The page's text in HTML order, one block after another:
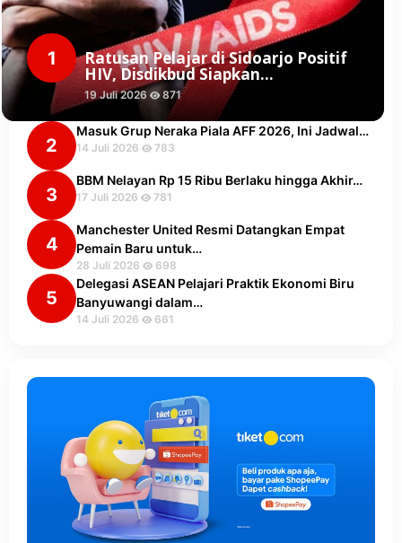
1 Ratusan Pelajar di Sidoarjo Positif
HIV, Disdikbud Siapkan…
19 Juli 2026 871
2
Masuk Grup Neraka Piala AFF 2026, Ini Jadwal…
14 Juli 2026 783
3
BBM Nelayan Rp 15 Ribu Berlaku hingga Akhir…
17 Juli 2026 781
4
Manchester United Resmi Datangkan Empat
Pemain Baru untuk…
28 Juli 2026 698
5
Delegasi ASEAN Pelajari Praktik Ekonomi Biru
Banyuwangi dalam…
14 Juli 2026 661